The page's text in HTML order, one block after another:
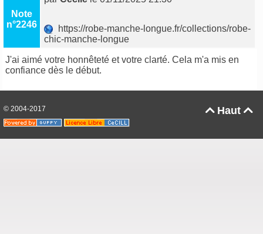
Note
n°2246
https://robe-manche-longue.fr/collections/robe-
chic-manche-longue
J'ai aimé votre honnêteté et votre clarté. Cela m'a mis en
confiance dès le début.
Haut 
© 2004-2017